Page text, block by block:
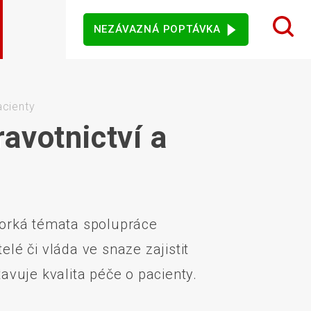
vidění
NEZÁVAZNÁ POPTÁVKA
a
témata spolupráce
či vláda ve snaze zajistit
kvalita péče o pacienty.